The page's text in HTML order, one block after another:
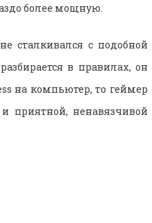
более мощную.
сталкивался с подобной
в правилах, он
на компьютер, то геймер
приятной, ненавязчивой